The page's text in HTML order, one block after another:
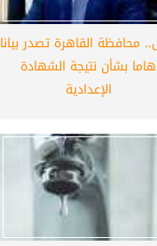
محافظة القاهرة تصدر بيانا
هاما بشأن نتيجة الشهادة
الإعدادية
خوان بيزيرا.. واللاعب
إلى القاهرة